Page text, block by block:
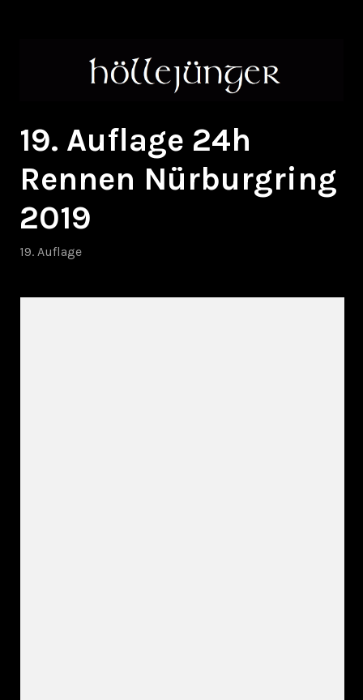
19. Auflage 24h
Rennen Nürburgring
2019
19. Auflage